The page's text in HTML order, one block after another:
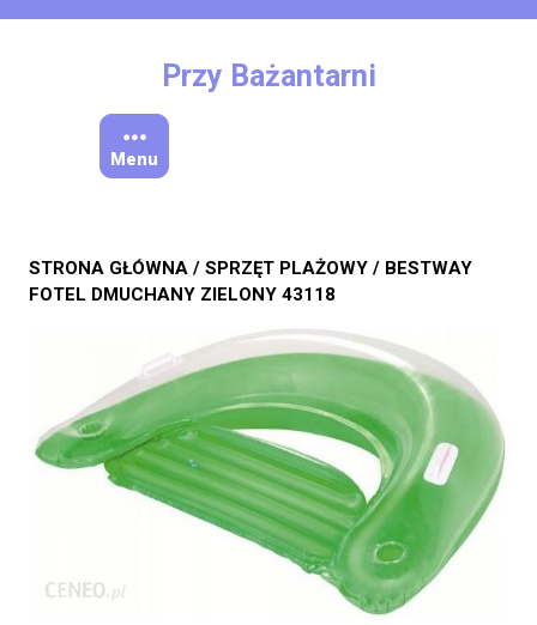
Przy Bażantarni
Menu
STRONA GŁÓWNA / SPRZĘT PLAŻOWY / BESTWAY
FOTEL DMUCHANY ZIELONY 43118